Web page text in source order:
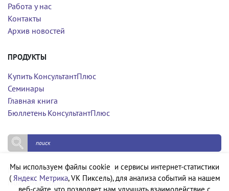
Работа у нас
Контакты
Архив новостей
ПРОДУКТЫ
Купить КонсультантПлюс
Семинары
Главная книга
Бюллетень КонсультантПлюс
Политика конфиденциальности
Политика обработки персональных данных
Мы используем файлы cookie и сервисы интернет-статистики
( Яндекс Метрика, VK Пиксель), для анализа событий на нашем